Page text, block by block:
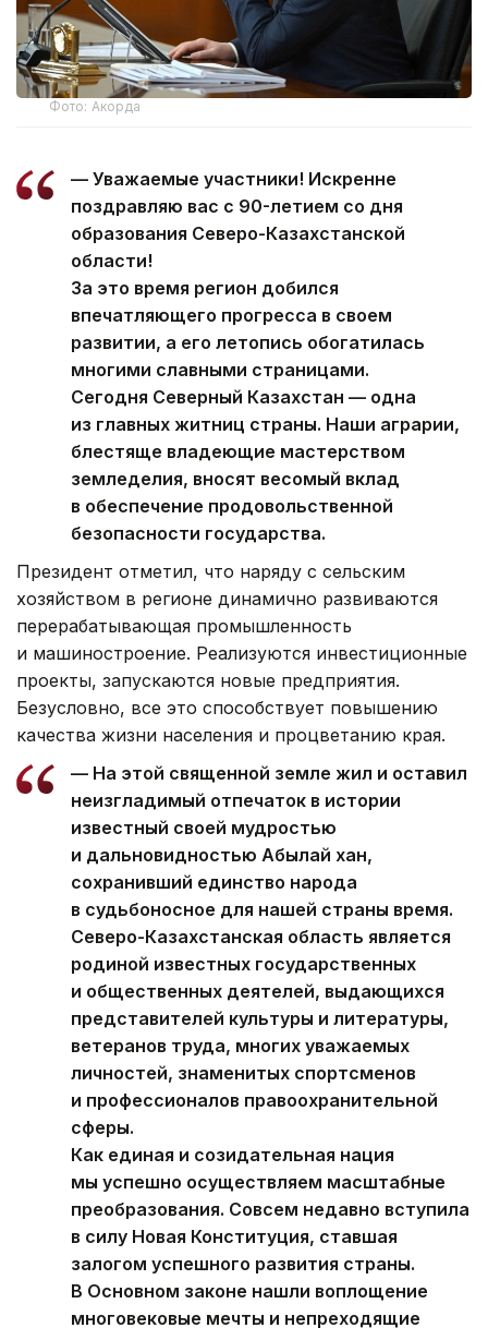
Фото: Акорда
— Уважаемые участники! Искренне
поздравляю вас с 90-летием со дня
образования Северо-Казахстанской
области!
За это время регион добился
впечатляющего прогресса в своем
развитии, а его летопись обогатилась
многими славными страницами.
Сегодня Северный Казахстан — одна
из главных житниц страны. Наши аграрии,
блестяще владеющие мастерством
земледелия, вносят весомый вклад
в обеспечение продовольственной
безопасности государства.
Президент отметил, что наряду с сельским
хозяйством в регионе динамично развиваются
перерабатывающая промышленность
и машиностроение. Реализуются инвестиционные
проекты, запускаются новые предприятия.
Безусловно, все это способствует повышению
качества жизни населения и процветанию края.
— На этой священной земле жил и оставил
неизгладимый отпечаток в истории
известный своей мудростью
и дальновидностью Абылай хан,
сохранивший единство народа
в судьбоносное для нашей страны время.
Северо-Казахстанская область является
родиной известных государственных
и общественных деятелей, выдающихся
представителей культуры и литературы,
ветеранов труда, многих уважаемых
личностей, знаменитых спортсменов
и профессионалов правоохранительной
сферы.
Как единая и созидательная нация
мы успешно осуществляем масштабные
преобразования. Совсем недавно вступила
в силу Новая Конституция, ставшая
залогом успешного развития страны.
В Основном законе нашли воплощение
многовековые мечты и непреходящие